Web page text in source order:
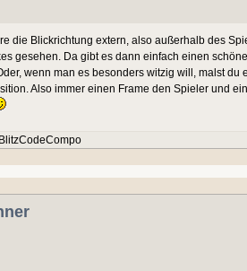
die Blickrichtung extern, also außerhalb des
gesehen. Da gibt es dann einfach einen
wenn man es besonders witzig will, malst du
Also immer einen Frame den Spieler und